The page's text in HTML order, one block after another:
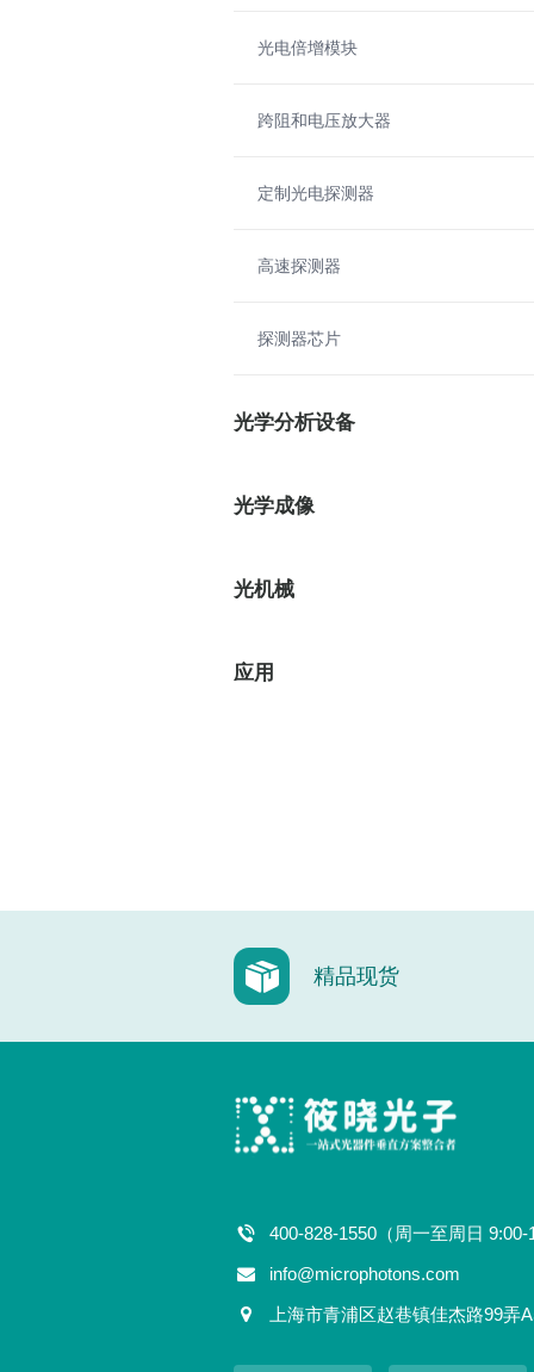
光电倍增模块
跨阻和电压放大器
定制光电探测器
高速探测器
探测器芯片
光学分析设备
光学成像
光机械
应用
精品现货
400-828-1550（周一至周日 9:00-
info@microphotons.com
上海市青浦区赵巷镇佳杰路99弄